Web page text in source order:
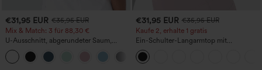
€31,95 EUR €35,95 EUR
Mix & Match: 3 für 88,30 €
U-Ausschnitt, abgerundeter Saum,
InstantCool Yoga-Trägertop – UPF50+
€31,95 EUR €35,95 EUR
Kaufe 2, erhalte 1 gratis
Ein-Schulter-Langarmtop mit
Daumenloch, geschwungener Saum
(High-Low), schnell trocknend – Yoga-
Sporttop mit integriertem BH